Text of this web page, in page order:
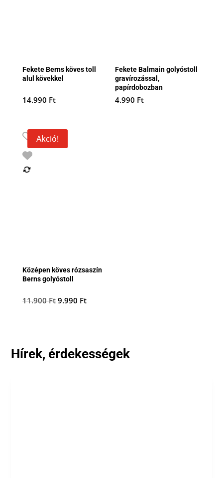
Fekete Berns köves toll
alul kövekkel
14.990 Ft
Fekete Balmain golyóstoll
gravírozással,
papírdobozban
4.990 Ft
Akció!
Középen köves rózsaszín
Berns golyóstoll
11.900Ft Original
9.990 FtCurrent
Hírek, érdekességek